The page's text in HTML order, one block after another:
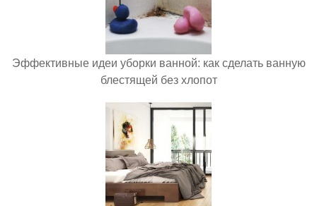
Эффективные идеи уборки ванной: как сделать ванную
блестящей без хлопот